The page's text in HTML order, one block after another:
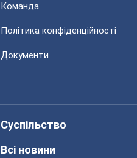
Команда
Політика конфіденційності
Документи
Суспільство
Всі новини